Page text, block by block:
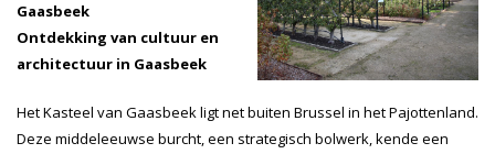
Gaasbeek
Ontdekking van cultuur en
architectuur in Gaasbeek
Het Kasteel van Gaasbeek ligt net buiten Brussel in het Pajottenland.
Deze middeleeuwse burcht, een strategisch bolwerk, kende een